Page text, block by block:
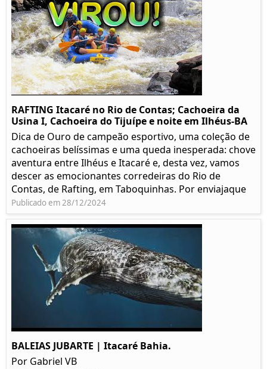
RAFTING Itacaré no Rio de Contas; Cachoeira da
Usina I, Cachoeira do Tijuípe e noite em Ilhéus-BA
Dica de Ouro de campeão esportivo, uma coleção de
cachoeiras belíssimas e uma queda inesperada: chove
aventura entre Ilhéus e Itacaré e, desta vez, vamos
descer as emocionantes corredeiras do Rio de
Contas, de Rafting, em Taboquinhas. Por enviajaque
Publicado em 28/12/2024
BALEIAS JUBARTE | Itacaré Bahia.
Por Gabriel VB